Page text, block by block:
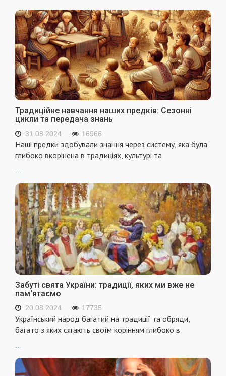
Традиційне навчання наших предків: Сезонні
цикли та передача знань
31.08.2024 16966
Наші предки здобували знання через систему, яка була
глибоко вкорінена в традиціях, культурі та
...
Забуті свята України: традиції, яких ми вже не
пам'ятаємо
20.08.2024 17735
Український народ багатий на традиції та обряди,
багато з яких сягають своїм корінням глибоко в